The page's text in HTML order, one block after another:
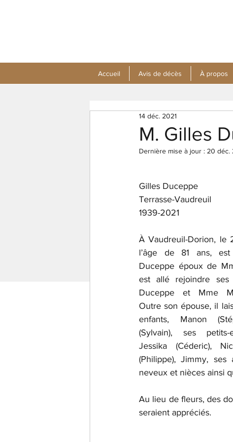
Accueil Avis de décès À propos
M. Gilles
14 déc. 2021
Dernière mise à jour : 20 déc.
Gilles Duceppe
Terrasse-Vaudreuil
1939-2021
À Vaudreuil-Dorion, le
l’âge de 81 ans,
Duceppe époux de
est allé rejoindre ses
Duceppe et Mme
Outre son épouse, il
enfants, Manon
(Sylvain), ses petits-
Jessika (Céderic),
(Philippe), Jimmy,
neveux et nièces ainsi
Au lieu de fleurs, des
seraient appréciés.